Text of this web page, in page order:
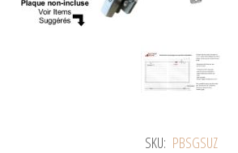
SKU: PBSGSUZ